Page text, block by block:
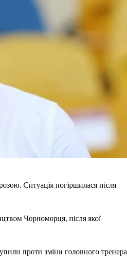
Ситуація погіршилася після
Чорноморця, після якої
проти зміни головного тренера